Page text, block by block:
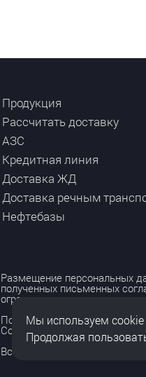
Продукция
Рассчитать доставку
АЗС
Кредитная линия
Доставка ЖД
Доставка речным
Нефтебазы
Размещение персональных
полученных письменных
ограничено и допускается
Политика обработки
Согласие на обработку
Все права защищены
Мы используем cookie
Продолжая